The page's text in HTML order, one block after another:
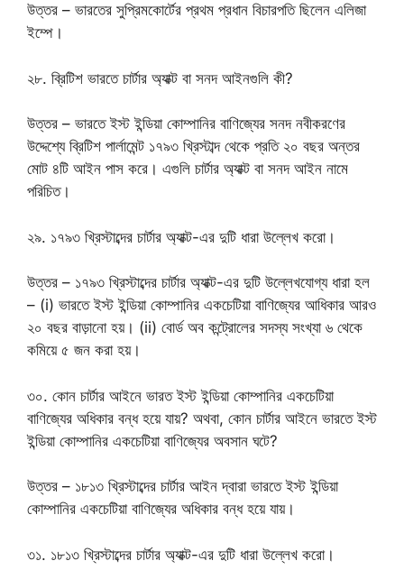
উত্তর – ভারতের সুপ্রিমকোর্টের প্রথম প্রধান বিচারপতি ছিলেন এলিজা
ইম্পে।
২৮. ব্রিটিশ ভারতে চার্টার অ্যাক্ট বা সনদ আইনগুলি কী?
উত্তর – ভারতে ইস্ট ইন্ডিয়া কোম্পানির বাণিজ্যের সনদ নবীকরণের
উদ্দেশ্যে ব্রিটিশ পার্লামেন্ট ১৭৯৩ খ্রিস্টাব্দ থেকে প্রতি ২০ বছর অন্তর
মোট ৪টি আইন পাস করে। এগুলি চার্টার অ্যাক্ট বা সনদ আইন নামে
পরিচিত।
২৯. ১৭৯৩ খ্রিস্টাব্দের চার্টার অ্যাক্ট-এর দুটি ধারা উল্লেখ করো।
উত্তর – ১৭৯৩ খ্রিস্টাব্দের চার্টার অ্যাক্ট-এর দুটি উল্লেখযোগ্য ধারা হল
– (i) ভারতে ইস্ট ইন্ডিয়া কোম্পানির একচেটিয়া বাণিজ্যের আধিকার আরও
২০ বছর বাড়ানো হয়। (ii) বোর্ড অব কন্ট্রোলের সদস্য সংখ্যা ৬ থেকে
কমিয়ে ৫ জন করা হয়।
৩০. কোন চার্টার আইনে ভারত ইস্ট ইন্ডিয়া কোম্পানির একচেটিয়া
বাণিজ্যের অধিকার বন্ধ হয়ে যায়? অথবা, কোন চার্টার আইনে ভারতে ইস্ট
ইন্ডিয়া কোম্পানির একচেটিয়া বাণিজ্যের অবসান ঘটে?
উত্তর – ১৮১৩ খ্রিস্টাব্দের চার্টার আইন দ্বারা ভারতে ইস্ট ইন্ডিয়া
কোম্পানির একচেটিয়া বাণিজ্যের অধিকার বন্ধ হয়ে যায়।
৩১. ১৮১৩ খ্রিস্টাব্দের চার্টার অ্যাক্ট-এর দুটি ধারা উল্লেখ করো।